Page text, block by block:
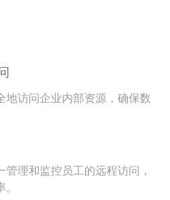
地访问企业内部资源，确保数
理和监控员工的远程访问，